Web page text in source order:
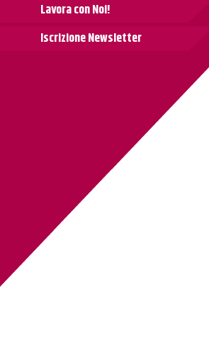
Lavora con Noi!
Iscrizione Newsletter